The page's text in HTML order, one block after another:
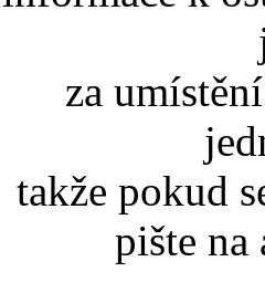
za
takže pokud
pište na